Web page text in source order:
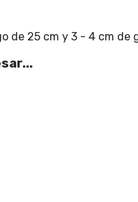
de 25 cm y 3 - 4 cm de